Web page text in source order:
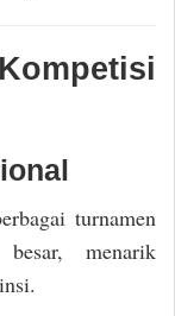
turnamen
menarik